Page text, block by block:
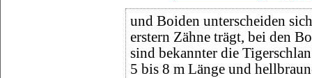
und Boiden unterscheiden
erstern Zähne trägt, bei den
sind bekannter die
5 bis 8 m Länge und